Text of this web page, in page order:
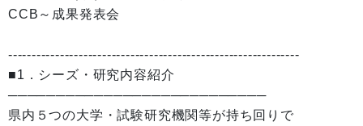
CCB～成果発表会
--------------------------------------------------------------
■1．シーズ・研究内容紹介
───────────────────────────
県内５つの大学・試験研究機関等が持ち回りで